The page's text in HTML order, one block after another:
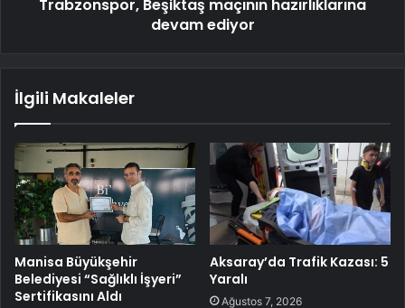
Trabzonspor, Beşiktaş maçının hazırlıklarına
devam ediyor
İlgili Makaleler
Manisa Büyükşehir
Belediyesi “Sağlıklı İşyeri”
Sertifikasını Aldı
Aksaray’da Trafik Kazası: 5
Yaralı
Ağustos 7, 2026